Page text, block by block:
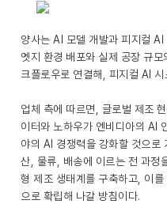
양사는 AI 모델 개발과 피지컬
엣지 환경 배포와 실제 공장 규
크플로우로 연결해, 피지컬 AI
업체 측에 따르면, 글로벌 제조
이터와 노하우가 엔비디아의 AI
야의 AI 경쟁력을 강화할 것으로
산, 물류, 배송에 이르는 전 과정
형 제조 생태계를 구축하고, 이
으로 확립해 나갈 방침이다.